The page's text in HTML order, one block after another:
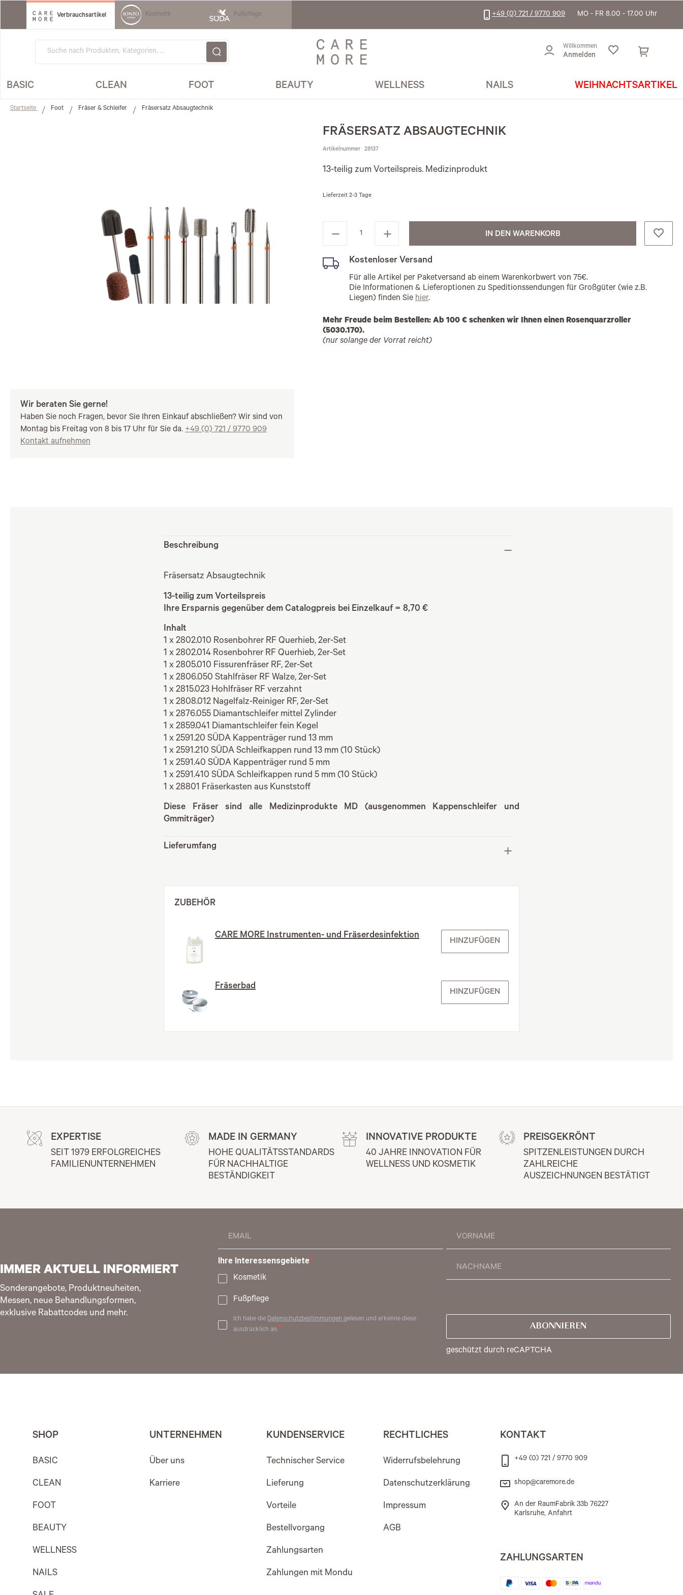
Direkt
zum
Verbrauchsartikel Kosmetik Fußpflege +49 (0) 721 / 9770 909 MO - FR 8.00 - 17.00 Uhr
Willkommen
Anmelden
BASIC CLEAN FOOT BEAUTY WELLNESS NAILS WEIHNACHTSARTIKEL
Startseite Foot Fräser & Schleifer Fräsersatz Absaugtechnik
Wir beraten Sie gerne!
Haben Sie noch Fragen, bevor Sie Ihren Einkauf abschließen? Wir sind von
Montag bis Freitag von 8 bis 17 Uhr für Sie da. +49 (0) 721 / 9770 909
Kontakt aufnehmen
FRÄSERSATZ ABSAUGTECHNIK
Artikelnummer 28137
13-teilig zum Vorteilspreis. Medizinprodukt
Lieferzeit 2-3 Tage
IN DEN WARENKORB
Kostenloser Versand
Für alle Artikel per Paketversand ab einem Warenkorbwert von 75€.
Die Informationen & Lieferoptionen zu Speditionssendungen für Großgüter (wie z.B.
Liegen) finden Sie hier.
Mehr Freude beim Bestellen: Ab 100 € schenken wir Ihnen einen Rosenquarzroller
(5030.170).
(nur solange der Vorrat reicht)
Beschreibung
Fräsersatz Absaugtechnik
13-teilig zum Vorteilspreis
Ihre Ersparnis gegenüber dem Catalogpreis bei Einzelkauf = 8,70 €
Inhalt
1 x 2802.010 Rosenbohrer RF Querhieb, 2er-Set
1 x 2802.014 Rosenbohrer RF Querhieb, 2er-Set
1 x 2805.010 Fissurenfräser RF, 2er-Set
1 x 2806.050 Stahlfräser RF Walze, 2er-Set
1 x 2815.023 Hohlfräser RF verzahnt
1 x 2808.012 Nagelfalz-Reiniger RF, 2er-Set
1 x 2876.055 Diamantschleifer mittel Zylinder
1 x 2859.041 Diamantschleifer fein Kegel
1 x 2591.20 SÜDA Kappenträger rund 13 mm
1 x 2591.210 SÜDA Schleifkappen rund 13 mm (10 Stück)
1 x 2591.40 SÜDA Kappenträger rund 5 mm
1 x 2591.410 SÜDA Schleifkappen rund 5 mm (10 Stück)
1 x 28801 Fräserkasten aus Kunststoff
Diese Fräser sind alle Medizinprodukte MD (ausgenommen Kappenschleifer und
Gmmiträger)
Lieferumfang
ZUBEHÖR
CARE MORE Instrumenten- und Fräserdesinfektion
HINZUFÜGEN
Fräserbad
HINZUFÜGEN
EXPERTISE
SEIT 1979 ERFOLGREICHES
FAMILIENUNTERNEHMEN
MADE IN GERMANY
HOHE QUALITÄTSSTANDARDS
FÜR NACHHALTIGE
BESTÄNDIGKEIT
INNOVATIVE PRODUKTE
40 JAHRE INNOVATION FÜR
WELLNESS UND KOSMETIK
PREISGEKRÖNT
SPITZENLEISTUNGEN DURCH
ZAHLREICHE
AUSZEICHNUNGEN BESTÄTIGT
IMMER AKTUELL INFORMIERT
Sonderangebote, Produktneuheiten,
Messen, neue Behandlungsformen,
exklusive Rabattcodes und mehr.
Ihre Interessensgebiete
Kosmetik
Fußpflege
Ich habe dieDatenschutzbestimmungengelesen und erkenne diese
ausdrücklich an.
ABONNIEREN
geschützt durch reCAPTCHA
SHOP
BASIC
CLEAN
FOOT
BEAUTY
WELLNESS
NAILS
UNTERNEHMEN
Über uns
Karriere
KUNDENSERVICE
Technischer Service
Lieferung
Vorteile
Bestellvorgang
Zahlungsarten
Zahlungen mit Mondu
RECHTLICHES
Widerrufsbelehrung
Datenschutzerklärung
Impressum
AGB
KONTAKT
+49 (0) 721 / 9770 909
shop@caremore.de
An der RaumFabrik 33b 76227
Karlsruhe, Anfahrt
ZAHLUNGSARTEN